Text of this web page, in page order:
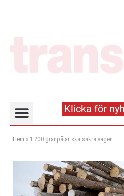
Klicka för
Hem » 1 200 granpålar ska säkra vägen